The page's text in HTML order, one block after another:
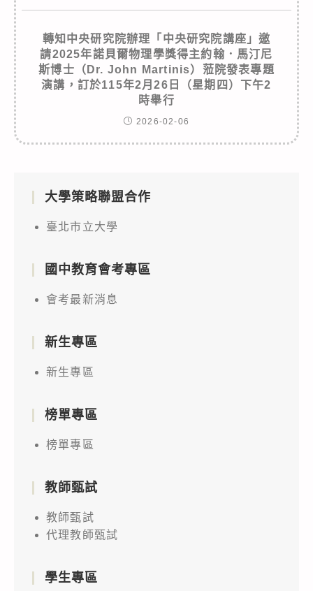
轉知中央研究院辦理「中央研究院講座」邀
請2025年諾貝爾物理學獎得主約翰．馬汀尼
斯博士（Dr. John Martinis）蒞院發表專題
演講，訂於115年2月26日（星期四）下午2
時舉行
2026-02-06
大學策略聯盟合作
臺北市立大學
國中教育會考專區
會考最新消息
新生專區
新生專區
榜單專區
榜單專區
教師甄試
教師甄試
代理教師甄試
學生專區